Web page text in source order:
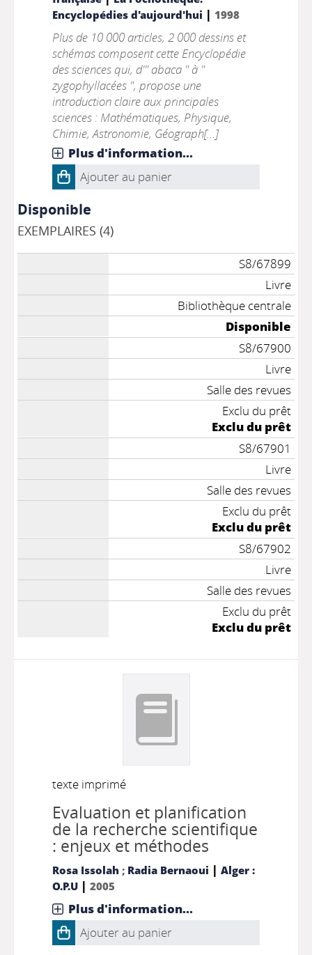
Encyclopédies d'aujourd'hui | 1998
Plus de 10 000 articles, 2 000 dessins et
schémas composent cette Encyclopédie
des sciences qui, d'" abaca " à "
zygophyllacées ", propose une
introduction claire aux principales
sciences : Mathématiques, Physique,
Chimie, Astronomie, Géograph[...]
Plus d'information...
Ajouter au panier
Disponible
EXEMPLAIRES (4)
S8/67899
Livre
Bibliothèque centrale
Disponible
S8/67900
Livre
Salle des revues
Exclu du prêt
Exclu du prêt
S8/67901
Livre
Salle des revues
Exclu du prêt
Exclu du prêt
S8/67902
Livre
Salle des revues
Exclu du prêt
Exclu du prêt
texte imprimé
Evaluation et planification
de la recherche scientifique
: enjeux et méthodes
Rosa Issolah ; Radia Bernaoui | Alger :
O.P.U| 2005
Plus d'information...
Ajouter au panier